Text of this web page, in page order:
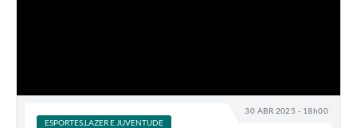
30 ABR 2025 - 18h00
ESPORTES,LAZER E JUVENTUDE